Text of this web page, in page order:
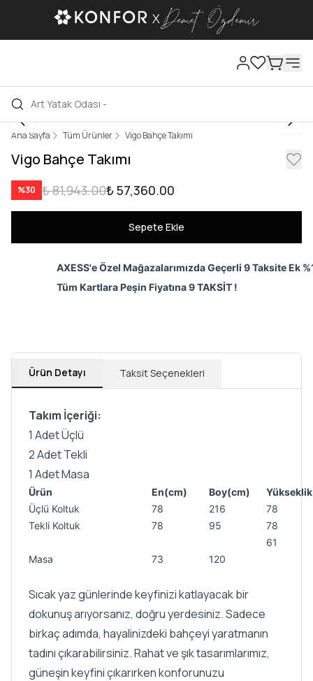
Ana Sayfa Tüm Ürünler Vigo Bahçe Takımı
Vigo Bahçe Takımı
%30 ₺ 81,943.00₺ 57,360.00
Sepete Ekle
AXESS'e Özel Mağazalarımızda Geçerli 9 Taksite Ek
Tüm Kartlara Peşin Fiyatına 9 TAKSİT !
Ürün Detayı Taksit Seçenekleri
Takım İçeriği:
1 Adet Üçlü
2 Adet Tekli
1 Adet Masa
Ürün En(cm) Boy(cm)
Üçlü Koltuk
78 216
78
Tekli Koltuk
78 95 78
Masa 73 120
61
Sıcak yaz günlerinde keyfinizi katlayacak bir
dokunuş arıyorsanız, doğru yerdesiniz. Sadece
birkaç adımda, hayalinizdeki bahçeyi yaratmanın
tadını çıkarabilirsiniz. Rahat ve şık tasarımlarımız,
güneşin keyfini çıkarırken konforunuzu